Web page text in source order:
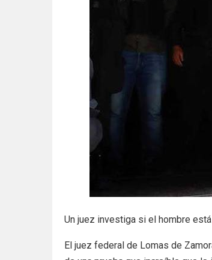
Un juez investiga si el hombre
El juez federal de Lomas de